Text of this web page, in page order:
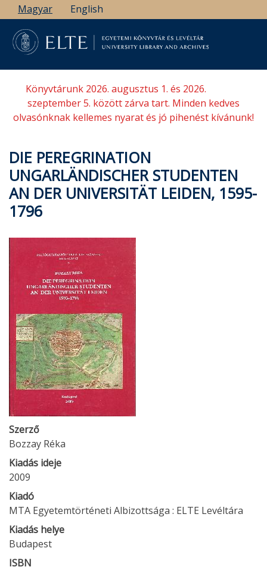
Ugrás
a
tartalomra
Magyar English
Könyvtárunk 2026. augusztus 1. és 2026.
szeptember 5. között zárva tart. Minden kedves
olvasónknak kellemes nyarat és jó pihenést kívánunk!
DIE PEREGRINATION
UNGARLÄNDISCHER STUDENTEN
AN DER UNIVERSITÄT LEIDEN, 1595-
1796
Szerző
Bozzay Réka
Kiadás ideje
2009
Kiadó
MTA Egyetemtörténeti Albizottsága : ELTE Levéltára
Kiadás helye
Budapest
ISBN